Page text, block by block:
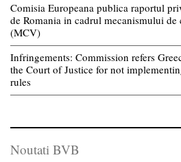
Comisia Europeana publica raportul
de Romania in cadrul mecanismului de
(MCV)
Infringements: Commission refers
the Court of Justice for not
rules
Noutati BVB